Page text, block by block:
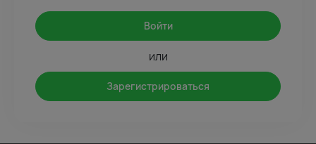
Войти
или
Зарегистрироваться